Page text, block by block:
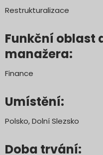
Restrukturalizace
Funkční oblast
manažera:
Finance
Umístění:
Polsko, Dolní Slezsko
Doba trvání: